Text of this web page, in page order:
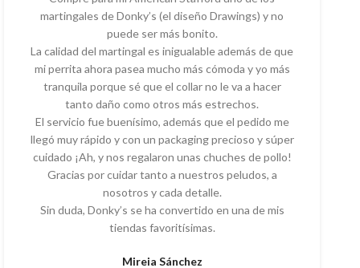
martingales de Donky’s (el diseño Drawings) y no
puede ser más bonito.
La calidad del martingal es inigualable además de que
mi perrita ahora pasea mucho más cómoda y yo más
tranquila porque sé que el collar no le va a hacer
tanto daño como otros más estrechos.
El servicio fue buenísimo, además que el pedido me
llegó muy rápido y con un packaging precioso y súper
cuidado ¡Ah, y nos regalaron unas chuches de pollo!
Gracias por cuidar tanto a nuestros peludos, a
nosotros y cada detalle.
Sin duda, Donky’s se ha convertido en una de mis
tiendas favoritísimas.
Mireia Sánchez